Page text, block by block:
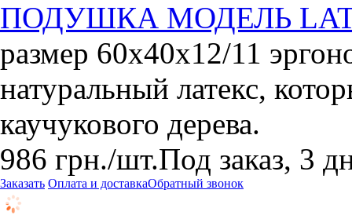
ПОДУШКА МОДЕЛЬ
размер 60х40х12/11
натуральный латекс,
каучукового дерева.
986 грн./шт.Под заказ, 3
Заказать Оплата и доставкаОбратный звонок